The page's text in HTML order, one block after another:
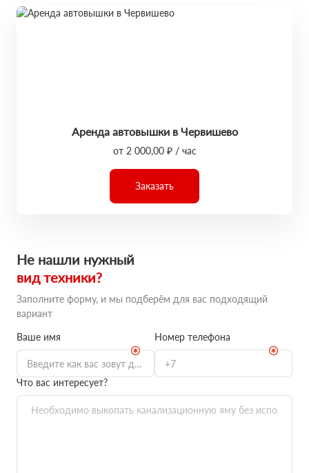
Аренда автовышки в Червишево
от 2 000,00 ₽ / час
Заказать
Не нашли нужный
вид техники?
Заполните форму, и мы подберём для вас подходящий
вариант
Ваше имя
Номер телефона
Что вас интересует?